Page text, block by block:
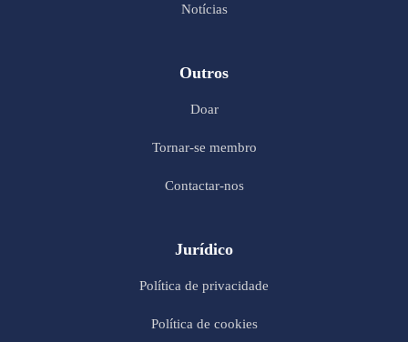
Notícias
Outros
Doar
Tornar-se membro
Contactar-nos
Jurídico
Política de privacidade
Política de cookies